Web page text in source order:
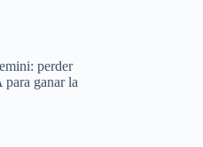
perder
para ganar la